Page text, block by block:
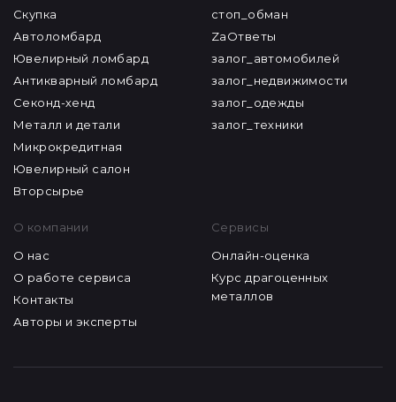
Скупка
Автоломбард
Ювелирный ломбард
Антикварный ломбард
Секонд-хенд
Металл и детали
Микрокредитная
Ювелирный салон
Вторсырье
стоп_обман
ZaОтветы
залог_автомобилей
залог_недвижимости
залог_одежды
залог_техники
О компании
О нас
О работе сервиса
Контакты
Авторы и эксперты
Сервисы
Онлайн-оценка
Курс драгоценных
металлов